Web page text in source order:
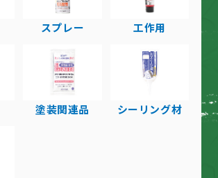
スプレー 工作用
塗装関連品 シーリング材